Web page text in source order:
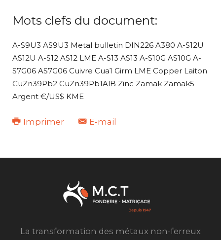
Mots clefs du document:
A-S9U3 AS9U3 Metal bulletin DIN226 A380 A-S12U
AS12U A-S12 AS12 LME A-S13 AS13 A-S10G AS10G A-
S7G06 AS7G06 Cuivre Cua1 Girm LME Copper Laiton
CuZn39Pb2 CuZn39Pb1AlB Zinc Zamak Zamak5
Argent €/US$ KME
Imprimer E-mail
La transformation des métaux non-ferreux